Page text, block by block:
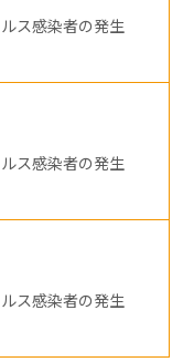
ス感染者の発生
ス感染者の発生
ス感染者の発生